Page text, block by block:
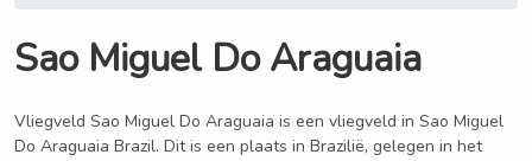
Sao Miguel Do Araguaia
Vliegveld Sao Miguel Do Araguaia is een vliegveld in Sao Miguel
Do Araguaia Brazil. Dit is een plaats in Brazilië, gelegen in het